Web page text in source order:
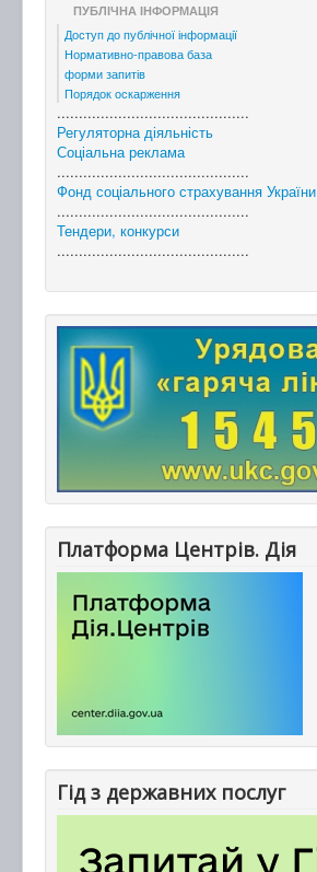
ПУБЛІЧНА ІНФОРМАЦІЯ
Доступ до публічної інформації
Нормативно-правова база
форми запитів
Порядок оскарження
............................................
Регуляторна діяльність
Соціальна реклама
............................................
Фонд соціального страхування України
............................................
Тендери, конкурси
............................................
Платформа Центрів. Дія
Гід з державних послуг